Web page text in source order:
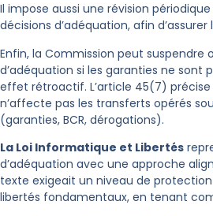
Il impose aussi une révision
décisions d’adéquation, afin
Enfin, la Commission peut suspendre
d’adéquation si les garanties ne sont
effet rétroactif. L’article 45(7)
n’affecte pas les transferts opérés
(garanties, BCR, dérogations).
La Loi Informatique et Libertés
d’adéquation avec une approche
texte exigeait un niveau de
libertés fondamentaux, en tenant